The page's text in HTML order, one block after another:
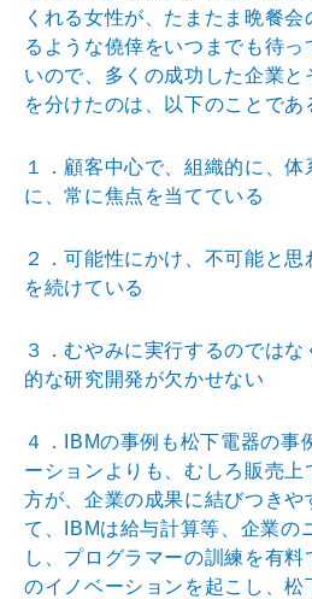
くれる女性が、たまたま晩餐
るような僥倖をいつまでも待
いので、多くの成功した企業
を分けたのは、以下のことであ
１．顧客中心で、組織的に、
に、常に焦点を当てている
２．可能性にかけ、不可能と
を続けている
３．むやみに実行するのでは
的な研究開発が欠かせない
４．IBMの事例も松下電器の事
ーションよりも、むしろ販売
方が、企業の成果に結びつきや
て、IBMは給与計算等、企業の
し、プログラマーの訓練を有
のイノベーションを起こし、